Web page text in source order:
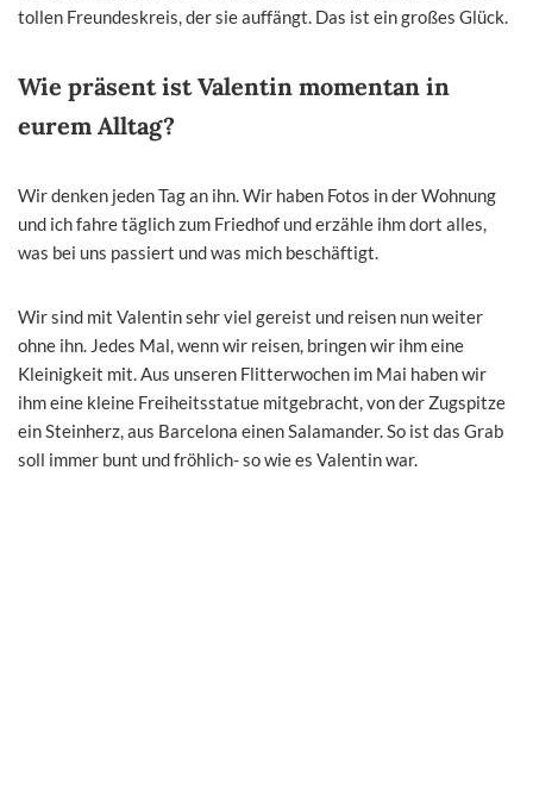
tollen Freundeskreis, der sie auffängt. Das ist ein großes Glück.
Wie präsent ist Valentin momentan in
eurem Alltag?
Wir denken jeden Tag an ihn. Wir haben Fotos in der Wohnung
und ich fahre täglich zum Friedhof und erzähle ihm dort alles,
was bei uns passiert und was mich beschäftigt.
Wir sind mit Valentin sehr viel gereist und reisen nun weiter
ohne ihn. Jedes Mal, wenn wir reisen, bringen wir ihm eine
Kleinigkeit mit. Aus unseren Flitterwochen im Mai haben wir
ihm eine kleine Freiheitsstatue mitgebracht, von der Zugspitze
ein Steinherz, aus Barcelona einen Salamander. So ist das Grab
soll immer bunt und fröhlich- so wie es Valentin war.